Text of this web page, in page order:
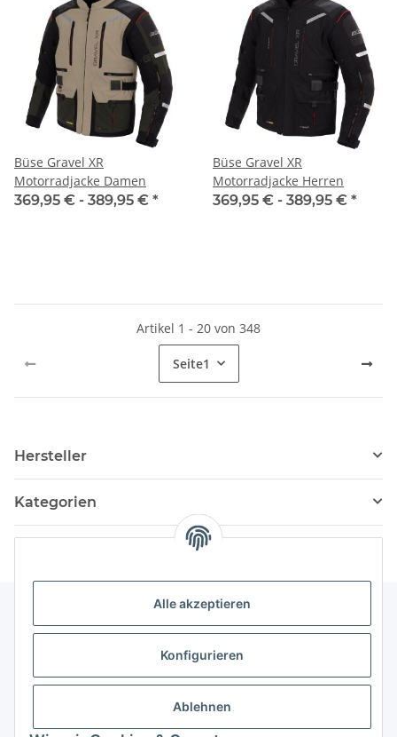
Alle akzeptieren
Konfigurieren
Ablehnen
Büse Gravel XR
Motorradjacke Damen
369,95 € - 389,95 € *
Büse Gravel XR
Motorradjacke Herren
369,95 € - 389,95 € *
Artikel 1 - 20 von 348
Seite1
Hersteller
Kategorien